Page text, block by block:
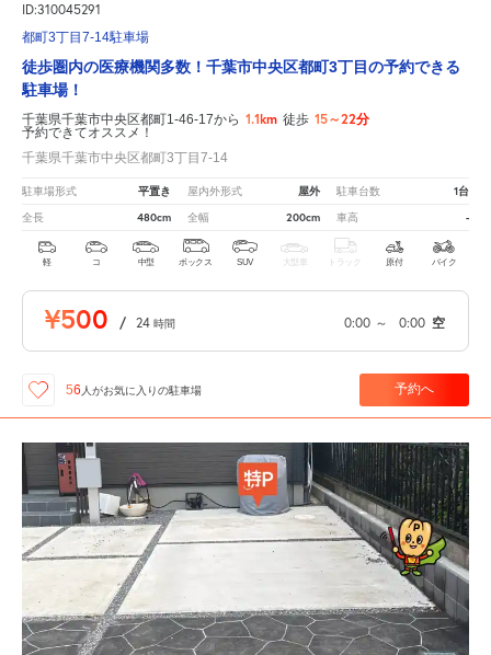
ID:310045291
都町3丁目7-14駐車場
徒歩圏内の医療機関多数！千葉市中央区都町3丁目の予約できる
駐車場！
千葉県千葉市中央区都町1-46-17から 1.1km 徒歩 15～22分
予約できてオススメ！
千葉県千葉市中央区都町3丁目7-14
駐車場形式 平置き 屋内外形式 屋外 駐車台数 1台
全長 480cm 全幅 200cm 車高 -
軽 コ 中型 ボックス SUV 大型車 トラック 原付 バイク
¥500 / 24 時間 0:00 ～ 0:00 空
56 人がお気に入りの駐車場 予約へ